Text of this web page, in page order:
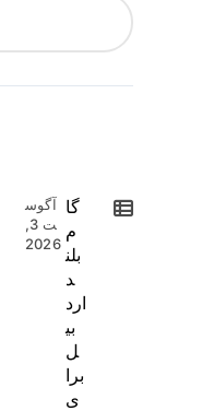
گا
م
بلن
د
ارد
بی
ل
برا
ی
آگوس
ت 3,
2026